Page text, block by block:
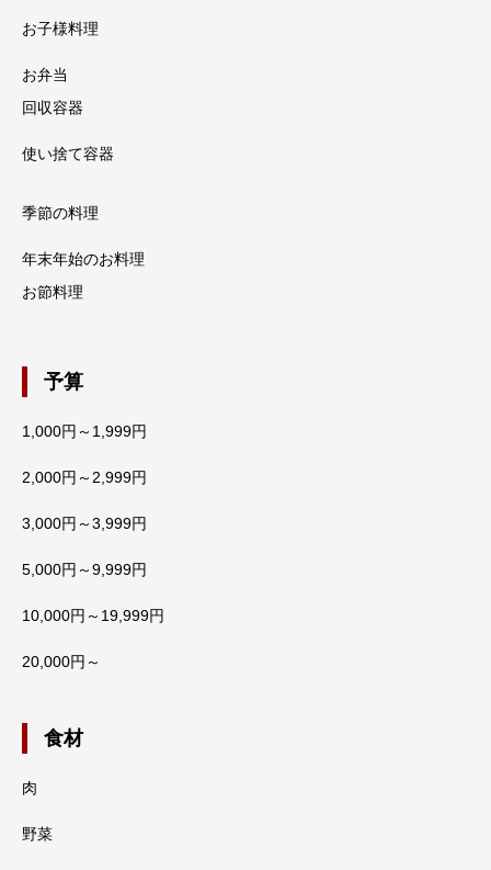
お子様料理
お弁当
回収容器
使い捨て容器
季節の料理
年末年始のお料理
お節料理
予算
1,000円～1,999円
2,000円～2,999円
3,000円～3,999円
5,000円～9,999円
10,000円～19,999円
20,000円～
食材
肉
野菜